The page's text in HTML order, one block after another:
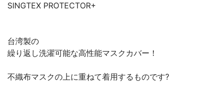
SINGTEX PROTECTOR+
台湾製の
繰り返し洗濯可能な高性能マスクカバー！
不織布マスクの上に重ねて着用するものです?